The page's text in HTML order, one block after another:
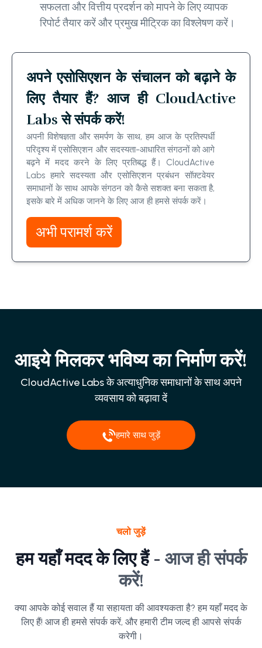
सफलता और वित्तीय प्रदर्शन को मापने के लिए व्यापक
रिपोर्ट तैयार करें और प्रमुख मीट्रिक का विश्लेषण करें।
अपने एसोसिएशन के संचालन को बढ़ाने के
लिए तैयार हैं? आज ही CloudActive
Labs से संपर्क करें!
अपनी विशेषज्ञता और समर्पण के साथ, हम आज के प्रतिस्पर्धी
परिदृश्य में एसोसिएशन और सदस्यता-आधारित संगठनों को आगे
बढ़ने में मदद करने के लिए प्रतिबद्ध हैं। CloudActive
Labs हमारे सदस्यता और एसोसिएशन प्रबंधन सॉफ़्टवेयर
समाधानों के साथ आपके संगठन को कैसे सशक्त बना सकता है,
इसके बारे में अधिक जानने के लिए आज ही हमसे संपर्क करें।
अभी परामर्श करें
आइये मिलकर भविष्य का निर्माण करें!
CloudActive Labs के अत्याधुनिक समाधानों के साथ अपने
व्यवसाय को बढ़ावा दें
हमारे साथ जुड़ें
चलो जुड़ें
हम यहाँ मदद के लिए हैं - आज ही संपर्क
करें!
क्या आपके कोई सवाल हैं या सहायता की आवश्यकता है? हम यहाँ मदद के
लिए हैं! आज ही हमसे संपर्क करें, और हमारी टीम जल्द ही आपसे संपर्क
करेगी।